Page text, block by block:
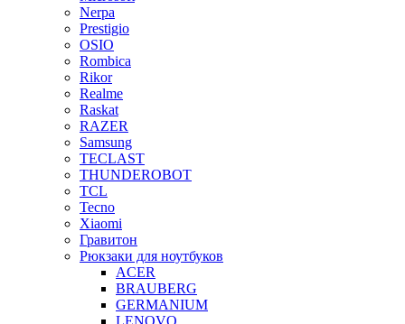
Nerpa
Prestigio
OSIO
Rombica
Rikor
Realme
Raskat
RAZER
Samsung
TECLAST
THUNDEROBOT
TCL
Tecno
Xiaomi
Гравитон
Рюкзаки для ноутбуков
ACER
BRAUBERG
GERMANIUM